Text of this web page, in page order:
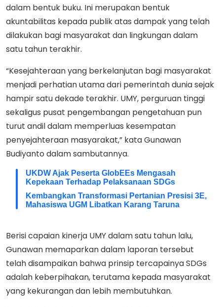
dalam bentuk buku. Ini merupakan bentuk
akuntabilitas kepada publik atas dampak yang telah
dilakukan bagi masyarakat dan lingkungan dalam
satu tahun terakhir.
“Kesejahteraan yang berkelanjutan bagi masyarakat
menjadi perhatian utama dari pemerintah dunia sejak
hampir satu dekade terakhir. UMY, perguruan tinggi
sekaligus pusat pengembangan pengetahuan pun
turut andil dalam memperluas kesempatan
penyejahteraan masyarakat,” kata Gunawan
Budiyanto dalam sambutannya.
UKDW Ajak Peserta GlobEEs Mengasah
Kepekaan Terhadap Pelaksanaan SDGs
Kembangkan Transformasi Pertanian Presisi 3E,
Mahasiswa UGM Libatkan Karang Taruna
Berisi capaian kinerja UMY dalam satu tahun lalu,
Gunawan memaparkan dalam laporan tersebut
telah disampaikan bahwa prinsip tercapainya SDGs
adalah keberpihakan, terutama kepada masyarakat
yang kekurangan dan lebih membutuhkan.